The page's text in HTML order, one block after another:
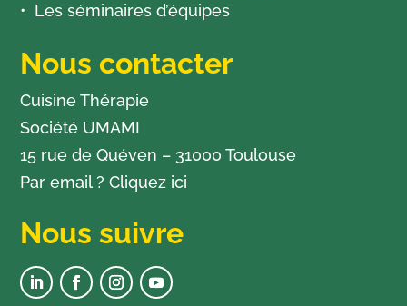
Les séminaires d’équipes
Nous contacter
Cuisine Thérapie
Société UMAMI
15 rue de Quéven – 31000 Toulouse
Par email ?Cliquez ici
Nous suivre